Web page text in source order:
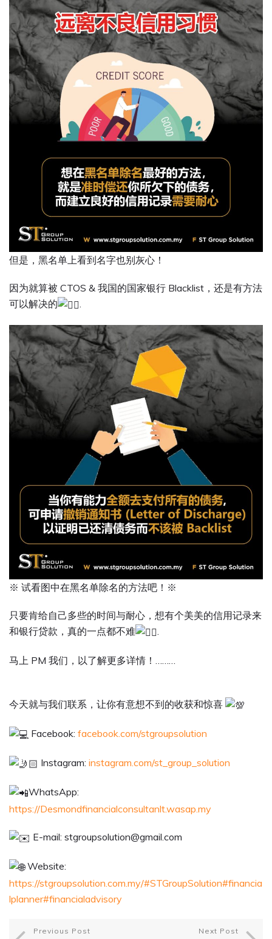
但是，黑名单上看到名字也别灰心！
因为就算被 CTOS & 我国的国家银行 Blacklist，还是有方法
可以解决的
※ 试看图中在黑名单除名的方法吧！※
只要肯给自己多些的时间与耐心，想有个美美的信用记录来
和银行贷款，真的一点都不难
马上 PM 我们，以了解更多详情！………
今天就与我们联系，让你有意想不到的收获和惊喜
Facebook: facebook.com/stgroupsolution
Instagram: instagram.com/st_group_solution
WhatsApp:
https://Desmondfinancialconsultanlt.wasap.my
E-mail: stgroupsolution@gmail.com
Website:
https://stgroupsolution.com.my/#STGroupSolution#financia
lplanner#financialadvisory
Previous Post Next Post